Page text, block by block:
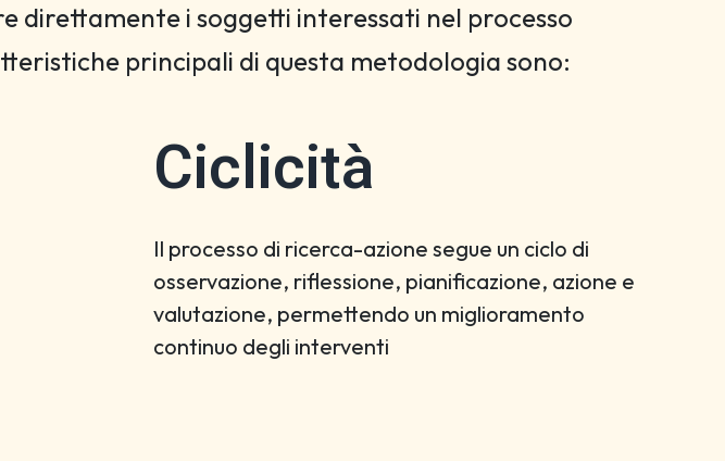
direttamente i soggetti interessati nel processo
principali di questa metodologia sono:
Ciclicità
Il processo di ricerca-azione segue un ciclo di
osservazione, riflessione, pianificazione, azione e
valutazione, permettendo un miglioramento
continuo degli interventi